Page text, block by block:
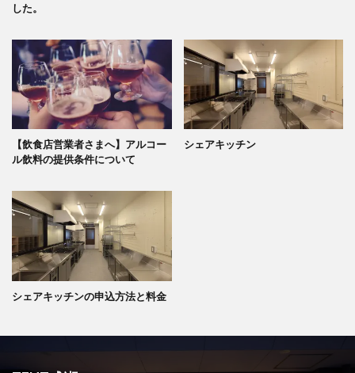
した。
【飲食店営業者さまへ】アルコー
ル飲料の提供条件について
シェアキッチン
シェアキッチンの申込方法と料金